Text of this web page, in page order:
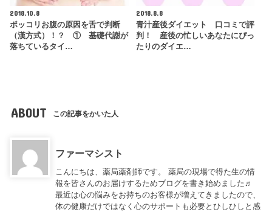
2018.10.8
ポッコリお腹の原因を舌で判断
（漢方式）！？ ① 基礎代謝が
落ちているタイ…
2018.8.8
青汁産後ダイエット 口コミで評
判！ 産後の忙しいあなたにぴっ
たりのダイエ…
ABOUT この記事をかいた人
ファーマシスト
こんにちは、薬局薬剤師です。 薬局の現場で得た生の情
報を皆さんのお届けするためブログを書き始めました♬
最近は心の悩みをお持ちのお客様が増えてきましたので、
体の健康だけではなく心のサポートも必要とひしひしと感